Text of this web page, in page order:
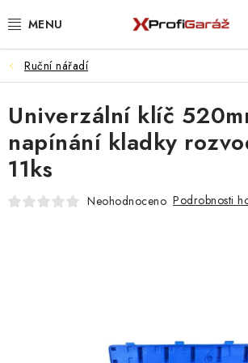
na
REALIZACE & ŘEŠENÍ
AKCE A NOVINKY
VYBAVENÍ PNEUSERVISU
NÁŘADÍ DLE TYPU OPRAVY
Ruční nářadí
Univerzální klíč
napínání kladky
11ks
Neohodnoceno Podrobnosti